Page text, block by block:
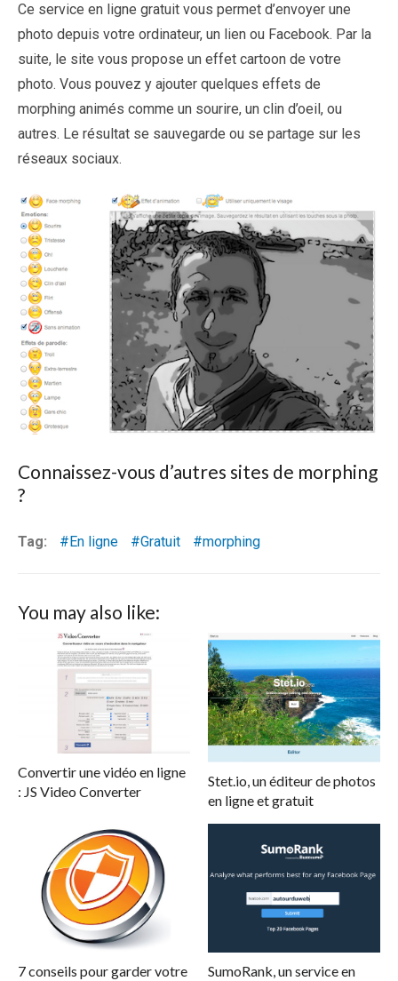
Ce service en ligne gratuit vous permet d’envoyer une
photo depuis votre ordinateur, un lien ou Facebook. Par la
suite, le site vous propose un effet cartoon de votre
photo. Vous pouvez y ajouter quelques effets de
morphing animés comme un sourire, un clin d’oeil, ou
autres. Le résultat se sauvegarde ou se partage sur les
réseaux sociaux.
Connaissez-vous d’autres sites de morphing
?
Tag: En ligne Gratuit morphing
You may also like:
Convertir une vidéo en ligne
: JS Video Converter
Stet.io, un éditeur de photos
en ligne et gratuit
7 conseils pour garder votre
SumoRank, un service en